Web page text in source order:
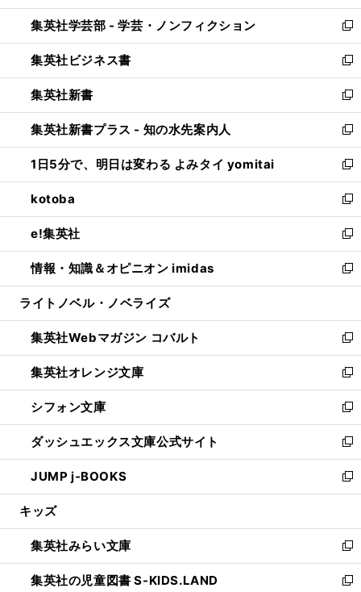
開
く
ウ
で
開
く
ン
ド
ウ
で
開
く
ウ
ィ
ン
ド
ウ
で
開
く
集英社学芸部 - 学芸・ノンフィクション
新
し
い
ウ
ィ
ン
ド
ウ
で
開
く
集英社ビジネス書
新
し
い
ウ
ィ
ン
ド
ウ
で
開
く
集英社新書
新
し
い
ウ
ィ
ン
ド
ウ
で
開
く
集英社新書プラス - 知の水先案内人
新
し
い
ウ
ィ
ン
ド
ウ
で
開
1日5分で、明日は変わる よみタイ yomitai
新
し
い
ウ
ィ
ン
ド
ウ
開
く
kotoba
新
し
い
ウ
ィ
ン
ウ
で
開
く
e!集英社
新
し
い
ウ
ン
ド
ウ
で
開
く
情報・知識＆オピニオン imidas
新
し
ウ
ィ
ン
ド
ウ
で
開
く
ライトノベル・ノベライズ
集英社Webマガジン コバルト
新
し
い
ウ
ィ
ン
ド
ウ
で
開
集英社オレンジ文庫
新
し
い
ウ
ィ
ン
ド
ウ
開
く
シフォン文庫
新
し
い
ウ
ィ
ン
ウ
で
開
く
ダッシュエックス文庫公式サイト
新
し
い
ウ
ン
ド
ウ
で
JUMP j-BOOKS
新
し
ウ
ィ
ン
ド
キッズ
集英社みらい文庫
新
し
い
集英社の児童図書 S-KIDS.LAND
新